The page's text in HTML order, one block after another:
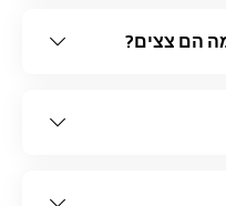
הם צצים?